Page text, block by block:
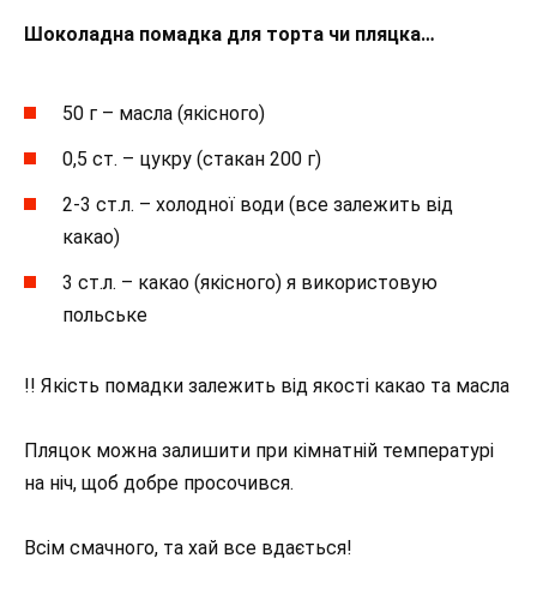
Шоколадна помадка для торта чи пляцка…
50 г – масла (якісного)
0,5 ст. – цукру (стакан 200 г)
2-3 ст.л. – холодної води (все залежить від
какао)
3 ст.л. – какао (якісного) я використовую
польське
!! Якість помадки залежить від якості какао та масла
Пляцок можна залишити при кімнатній температурі
на ніч, щоб добре просочився.
Всім смачного, та хай все вдається!